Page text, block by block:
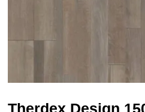
Therdex Design